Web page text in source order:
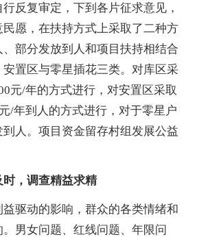
反复审定，下到各片征求意见，
愿，在扶持方式上采取了二种方
部分发放到人和项目扶持相结合
置区与零星插花三类。对库区采
元/年的方式进行，对安置区采取
/年到人的方式进行，对于零星户
人。项目资金留存村组发展公益
，调查精益求精
动的影响，群众的各类情绪和
男女问题、红线问题、年限问